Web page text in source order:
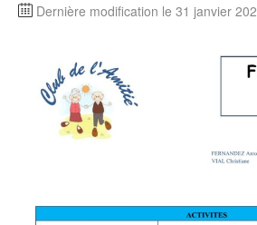
Dernière modification le 31 janvier